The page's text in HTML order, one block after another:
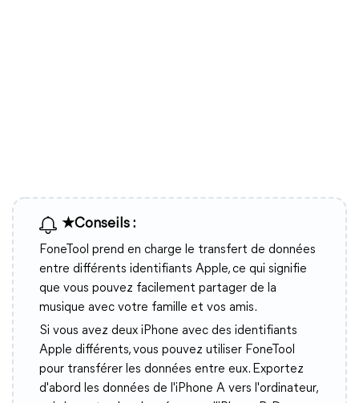
★Conseils :
FoneTool prend en charge le transfert de données
entre différents identifiants Apple, ce qui signifie
que vous pouvez facilement partager de la
musique avec votre famille et vos amis.
Si vous avez deux iPhone avec des identifiants
Apple différents, vous pouvez utiliser FoneTool
pour transférer les données entre eux. Exportez
d'abord les données de l'iPhone A vers l'ordinateur,